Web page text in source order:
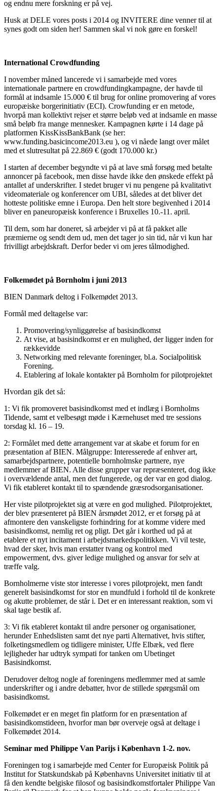
og endnu mere forskning er på vej.
Husk at DELE vores posts i 2014 og INVITERE dine venner til at
synes godt om siden her! Sammen skal vi nok gøre en forskel!
International Crowdfunding
I november måned lancerede vi i samarbejde med vores
internationale partnere en crowdfundingkampagne, der havde til
formål at indsamle 15.000 € til brug for online promovering af vores
europæiske borgerinitiativ (ECI). Crowfunding er en metode,
hvorpå man kollektivt rejser et større beløb ved at indsamle en masse
små beløb fra mange mennesker. Kampagnen kørte i 14 dage på
platformen KissKissBankBank (se her:
www.funding.basicincome2013.eu ), og vi nåede langt over målet
med et slutresultat på 22.869 € (godt 170.000 kr.)
I starten af december begyndte vi på at lave små forsøg med betalte
annoncer på facebook, men disse havde ikke den ønskede effekt på
antallet af underskrifter. I stedet bruger vi nu pengene på kvalitativt
videomateriale og konferencer om UBI, således at det bliver det
hotteste politiske emne i Europa. Den helt store begivenhed i 2014
bliver en paneuropæisk konference i Bruxelles 10.-11. april.
Til dem, som har doneret, så arbejder vi på at få pakket alle
præmierne og sendt dem ud, men det tager jo sin tid, når vi kun har
frivilligt arbejdskraft. Derfor beder vi om jeres tålmodighed.
Folkemødet på Bornholm i juni 2013
BIEN Danmark deltog i Folkemødet 2013.
Formål med deltagelse var:
Promovering/synliggørelse af basisindkomst
At vise, at basisindkomst er en mulighed, der ligger inden for
rækkevidde
Networking med relevante foreninger, bl.a. Socialpolitisk
Forening.
Etablering af lokale kontakter på Bornholm for pilotprojektet
Hvordan gik det så:
1: Vi fik promoveret basisindkomst med et indlæg i Bornholms
Tidende, samt et velbesøgt møde i Kærnehuset med tre sessions
torsdag kl. 16 – 19.
2: Formålet med dette arrangement var at skabe et forum for en
præsentation af BIEN. Målgruppe: Interesserede af enhver art,
samarbejdspartnere, potentielle bornholmske partnere, nye
medlemmer af BIEN. Alle disse grupper var repræsenteret, dog ikke
i overvældende antal, men det fungerede, og der var en god dialog.
Vi fik etableret kontakt til to spændende græsrodsorganisationer.
Her viste pilotprojektet sig at være en god mulighed. Pilotprojektet,
der blev præsenteret på BIEN årsmødet 2012, er et forsøg på at
afmontere den vanskeligste forhindring for at komme videre med
basisindkomst, nemlig ret og pligt. Det går i korthed ud på at
etablere et nyt incitament i arbejdsmarkedspolitikken. Vi vil teste,
hvad der sker, hvis man erstatter tvang og kontrol med
empowerment, dvs. giver ledige mulighed og ansvar for selv at
træffe valg.
Bornholmerne viste stor interesse i vores pilotprojekt, men fandt
generelt basisindkomst for stor en mundfuld i forhold til de konkrete
og akutte problemer, de står i. Det er en interessant reaktion, som vi
skal tage bestik af.
3: Vi fik etableret kontakt til andre personer og organisationer,
herunder Enhedslisten samt det nye parti Alternativet, hvis stifter,
folketingsmedlem og tidligere minister, Uffe Elbæk, ved flere
lejligheder har udtryk sympati for tanken om Ubetinget
Basisindkomst.
Derudover deltog nogle af foreningens medlemmer med at samle
underskrifter og i andre debatter, hvor de stillede spørgsmål om
basisindkomst.
Folkemødet er en meget fin platform for en præsentation af
basisindkomstideen, hvorfor man bør overveje også at deltage i
Folkemødet 2014.
Seminar med Philippe Van Parijs i København 1-2. nov.
Foreningen tog i samarbejde med Center for Europæisk Politik på
Institut for Statskundskab på Københavns Universitet initiativ til at
få den kendte belgiske filosof og basisindkomstfortaler Philippe Van